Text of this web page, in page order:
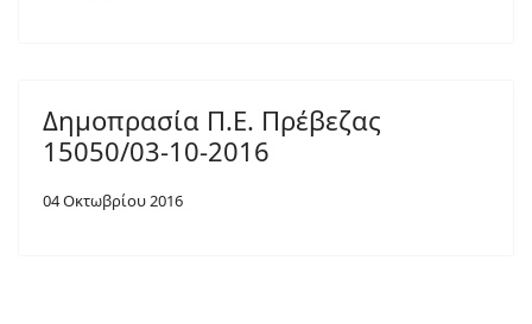
Δημοπρασία Π.Ε. Πρέβεζας
15050/03-10-2016
04 Οκτωβρίου 2016